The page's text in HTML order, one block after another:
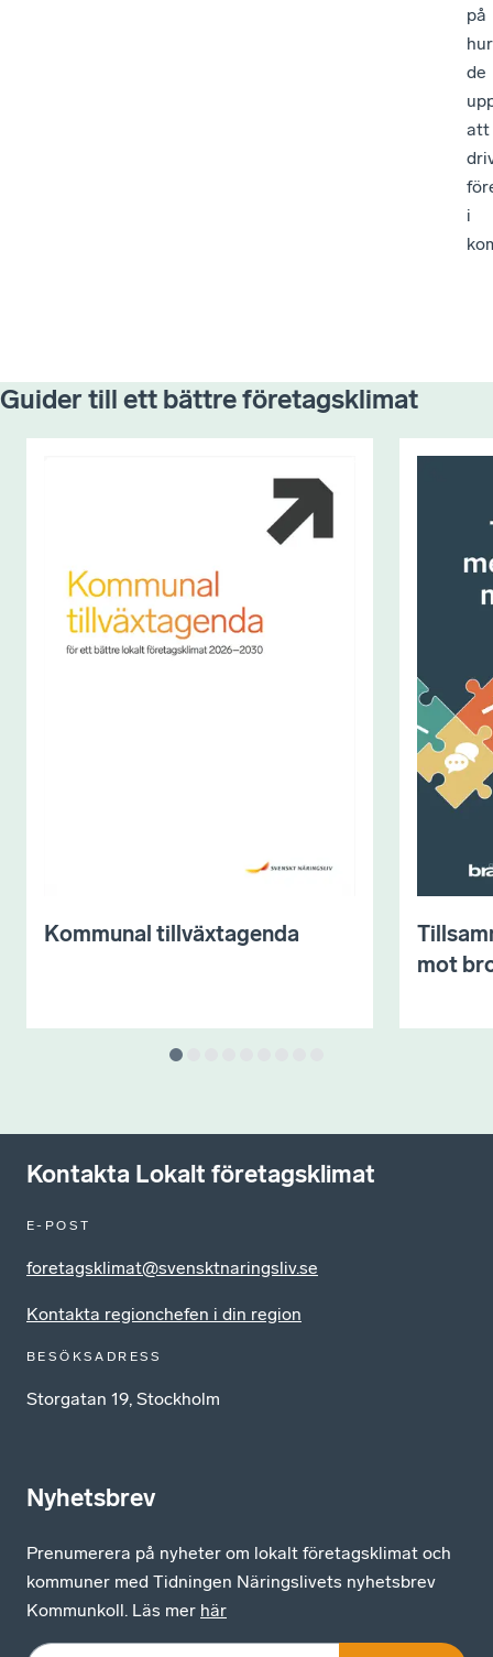
på
hur
de
att
i
Guider till ett bättre företagsklimat
Kommunal tillväxtagenda
mot
Kontakta Lokalt företagsklimat
E-POST
foretagsklimat@svensktnaringsliv.se
Kontakta regionchefen i din region
BESÖKSADRESS
Storgatan 19, Stockholm
Nyhetsbrev
Prenumerera på nyheter om lokalt företagsklimat och
kommuner med Tidningen Näringslivets nyhetsbrev
Kommunkoll. Läs mer här